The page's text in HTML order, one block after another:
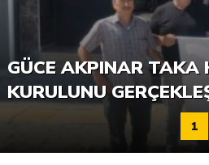
6. GÜCE TEKKEKÖY
KATILIMLA
GÜCE AKPINAR TAKA
KURULUNU
1